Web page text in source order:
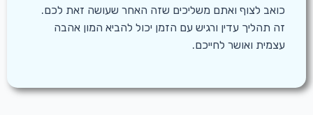
כואב לצוף ואתם משליכים שזה האחר שעושה זאת לכם.
זה תהליך עדין ורגיש עם הזמן יכול להביא המון אהבה
עצמית ואושר לחייכם.